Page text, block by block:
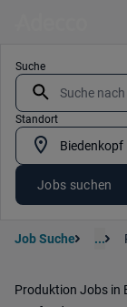
Suche
Standort
Jobs suchen
Job Suche ...
Produktion Jobs in